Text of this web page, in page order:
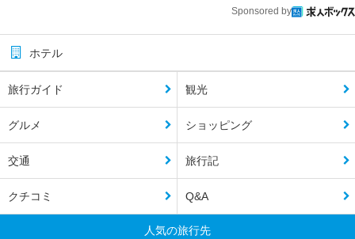
Sponsored by
ホテル
旅行ガイド 観光
グルメ ショッピング
交通 旅行記
クチコミ Q&A
人気の旅行先